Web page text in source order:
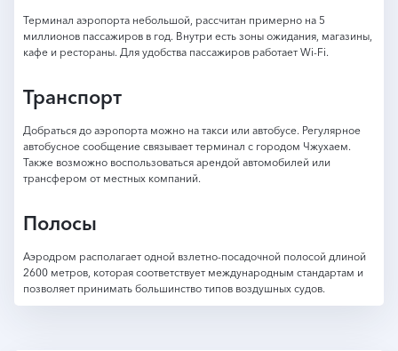
Терминал аэропорта небольшой, рассчитан примерно на 5
миллионов пассажиров в год. Внутри есть зоны ожидания, магазины,
кафе и рестораны. Для удобства пассажиров работает Wi-Fi.
Транспорт
Добраться до аэропорта можно на такси или автобусе. Регулярное
автобусное сообщение связывает терминал с городом Чжухаем.
Также возможно воспользоваться арендой автомобилей или
трансфером от местных компаний.
Полосы
Аэродром располагает одной взлетно-посадочной полосой длиной
2600 метров, которая соответствует международным стандартам и
позволяет принимать большинство типов воздушных судов.